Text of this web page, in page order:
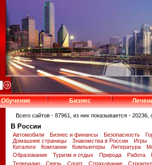
Обучение Бизнес
Всего сайтов - 87961, из них показывается - 20236,
В России
Автомобили Бизнес и финансы Безопасность
Домашние страницы
Знакомства в России Игры
Каталоги
Компании Компьютеры Литература
Образование
Туризм и отдых Природа Работа
Телерадио
Связь Спорт Страхование